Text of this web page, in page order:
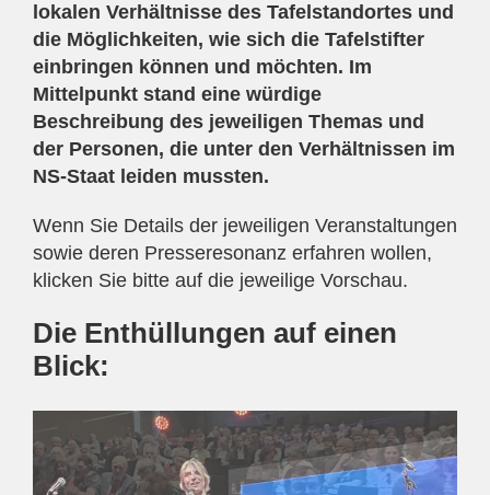
lokalen Verhältnisse des Tafelstandortes und
die Möglichkeiten, wie sich die Tafelstifter
einbringen können und möchten. Im
Mittelpunkt stand eine würdige
Beschreibung des jeweiligen Themas und
der Personen, die unter den Verhältnissen im
NS-Staat leiden mussten.
Wenn Sie Details der jeweiligen Veranstaltungen
sowie deren Presseresonanz erfahren wollen,
klicken Sie bitte auf die jeweilige Vorschau.
Die Enthüllungen auf einen
Blick: